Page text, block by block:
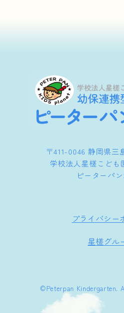
〒411-0046 静岡県三
学校法人星槎こども
ピーターパ
プライバシー
星槎グル
©︎Peterpan Kindergarten.